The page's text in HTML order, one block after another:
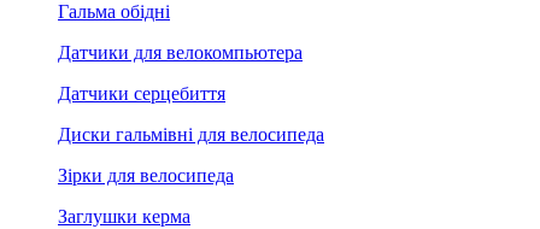
Гальма обідні
Датчики для велокомпьютера
Датчики серцебиття
Диски гальмівні для велосипеда
Зірки для велосипеда
Заглушки керма